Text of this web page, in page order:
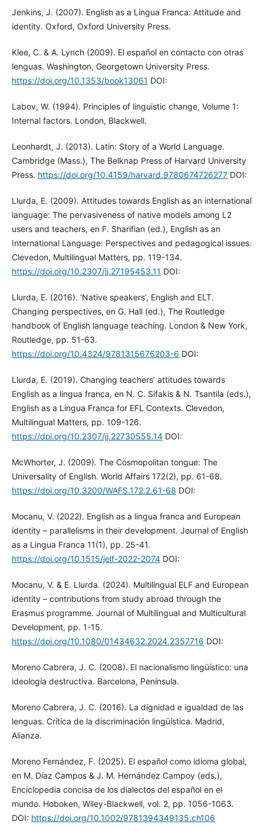
Jenkins, J. (2007). English as a Lingua Franca: Attitude and
identity. Oxford, Oxford University Press.
Klee, C. & A. Lynch (2009). El español en contacto con otras
lenguas. Washington, Georgetown University Press.
https://doi.org/10.1353/book13061 DOI:
Labov, W. (1994). Principles of linguistic change, Volume 1:
Internal factors. London, Blackwell.
Leonhardt, J. (2013). Latin: Story of a World Language.
Cambridge (Mass.), The Belknap Press of Harvard University
Press. https://doi.org/10.4159/harvard.9780674726277DOI:
Llurda, E. (2009). Attitudes towards English as an international
language: The pervasiveness of native models among L2
users and teachers, en F. Sharifian (ed.), English as an
International Language: Perspectives and pedagogical issues.
Clevedon, Multilingual Matters, pp. 119-134.
https://doi.org/10.2307/jj.27195453.11 DOI:
Llurda, E. (2016). ‘Native speakers’, English and ELT.
Changing perspectives, en G. Hall (ed.), The Routledge
handbook of English language teaching. London & New York,
Routledge, pp. 51-63.
https://doi.org/10.4324/9781315676203-6 DOI:
Llurda, E. (2019). Changing teachers’ attitudes towards
English as a lingua franca, en N. C. Sifakis & N. Tsantila (eds.),
English as a Lingua Franca for EFL Contexts. Clevedon,
Multilingual Matters, pp. 109-126.
https://doi.org/10.2307/jj.22730555.14DOI:
McWhorter, J. (2009). The Cosmopolitan tongue: The
Universality of English. World Affairs 172(2), pp. 61-68.
https://doi.org/10.3200/WAFS.172.2.61-68 DOI:
Mocanu, V. (2022). English as a lingua franca and European
identity – parallelisms in their development. Journal of English
as a Lingua Franca 11(1), pp. 25-41.
https://doi.org/10.1515/jelf-2022-2074DOI:
Mocanu, V. & E. Llurda. (2024). Multilingual ELF and European
identity – contributions from study abroad through the
Erasmus programme. Journal of Multilingual and Multicultural
Development, pp. 1-15.
https://doi.org/10.1080/01434632.2024.2357716 DOI:
Moreno Cabrera, J. C. (2008). El nacionalismo lingüístico: una
ideología destructiva. Barcelona, Península.
Moreno Cabrera, J. C. (2016). La dignidad e igualdad de las
lenguas. Crítica de la discriminación lingüística. Madrid,
Alianza.
Moreno Fernández, F. (2025). El español como idioma global,
en M. Díaz Campos & J. M. Hernández Campoy (eds.),
Enciclopedia concisa de los dialectos del español en el
mundo. Hoboken, Wiley-Blackwell, vol. 2, pp. 1056-1063.
DOI: https://doi.org/10.1002/9781394349135.ch106